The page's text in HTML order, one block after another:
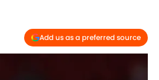
Add us as a preferred source